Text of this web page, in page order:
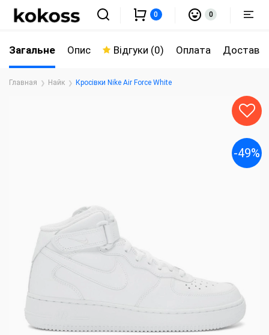
0 0
Главная Найк Кросівки Nike Air Force White
Загальне Опис Відгуки (0) Оплата
-49%